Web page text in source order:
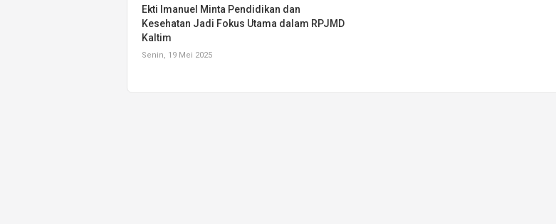
Ekti Imanuel Minta Pendidikan dan
Kesehatan Jadi Fokus Utama dalam RPJMD
Kaltim
Senin, 19 Mei 2025